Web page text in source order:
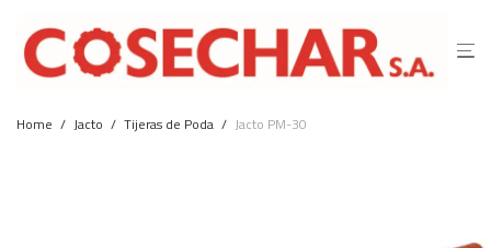
Home / Jacto / Tijeras de Poda / Jacto PM-30